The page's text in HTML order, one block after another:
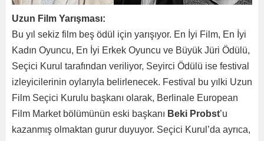
Uzun Film Yarışması:
Bu yıl sekiz film beş ödül için yarışıyor. En İyi Film, En İyi
Kadın Oyuncu, En İyi Erkek Oyuncu ve Büyük Jüri Ödülü,
Seçici Kurul tarafından veriliyor, Seyirci Ödülü ise festival
izleyicilerinin oylarıyla belirlenecek. Festival bu yılki Uzun
Film Seçici Kurulu başkanı olarak, Berlinale European
Film Market bölümünün eski başkanı Beki Probst’u
kazanmış olmaktan gurur duyuyor. Seçici Kurul’da ayrıca,